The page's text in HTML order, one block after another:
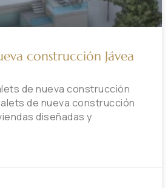
construcción Jávea
de nueva construcción
de nueva construcción
diseñadas y